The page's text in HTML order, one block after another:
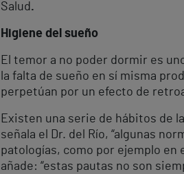
Salud .
Higiene del sueño
El temor a no poder dormir es
la falta de sueño en sí misma
perpetúan por un efecto de
Existen una serie de hábitos de
señala el Dr. del Río, “algunas
patologías, como por ejemplo
añade: “estas pautas no son